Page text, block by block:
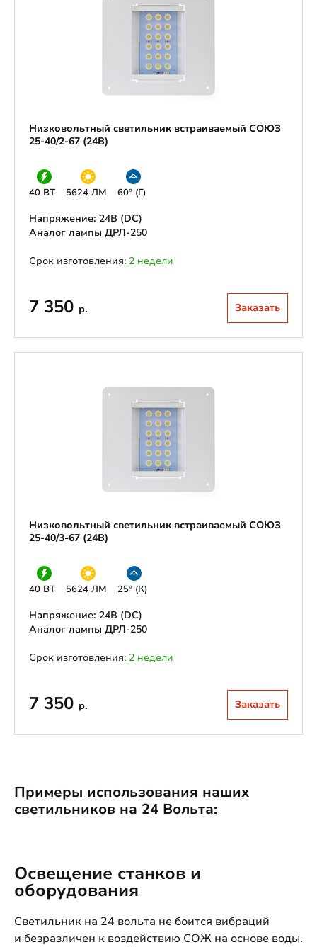
Низковольтный светильник встраиваемый СОЮЗ
25-40/2-67 (24В)
40 ВТ 5624 ЛМ 60° (Г)
Напряжение: 24В (DС)
Аналог лампы ДРЛ-250
Срок изготовления: 2 недели
7 350 р. Заказать
Низковольтный светильник встраиваемый СОЮЗ
25-40/3-67 (24В)
40 ВТ 5624 ЛМ 25° (К)
Напряжение: 24В (DС)
Аналог лампы ДРЛ-250
Срок изготовления: 2 недели
7 350 р. Заказать
Примеры использования наших
светильников на 24 Вольта:
Освещение станков и
оборудования
Светильник на 24 вольта не боится вибраций
и безразличен к воздействию СОЖ на основе воды.